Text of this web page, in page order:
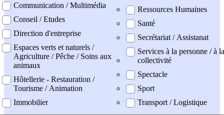
Communication / Multimédia
Conseil / Etudes
Direction d'entreprise
Espaces verts et naturels /
Agriculture / Pêche / Soins aux
animaux
Hôtellerie - Restauration /
Tourisme / Animation
Immobilier
Ressources Humaines
Santé
Secrétariat / Assistanat
Services à la personne / à la
collectivité
Spectacle
Sport
Transport / Logistique